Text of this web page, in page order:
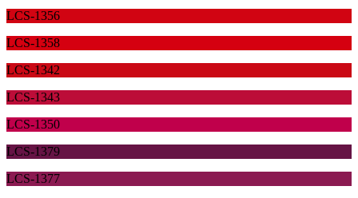
LCS-1356
LCS-1358
LCS-1342
LCS-1343
LCS-1350
LCS-1379
LCS-1377